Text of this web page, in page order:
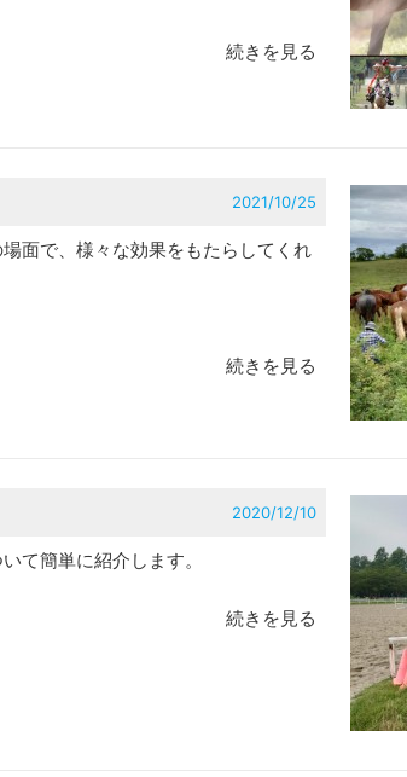
続きを見る
2021/10/25
面で、様々な効果をもたらしてくれ
続きを見る
2020/12/10
て簡単に紹介します。
続きを見る